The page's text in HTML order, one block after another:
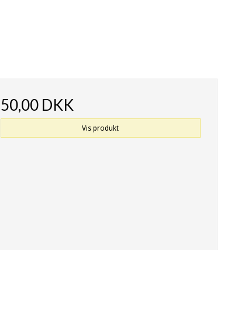
50,00 DKK
Vis produkt